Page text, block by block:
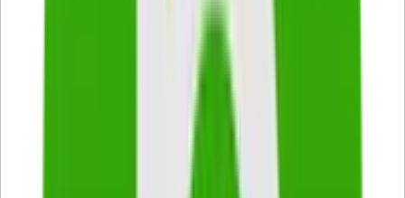
• jeder Geschäftsvorfall muss
in einem Beleg erfasst
werden • die Belege sind in
fortlaufender Reihenfolge,
vollständig und unmittelbar
zu erfassen • alle
Geschäftsvorfälle müssen
systematisch dokumentiert